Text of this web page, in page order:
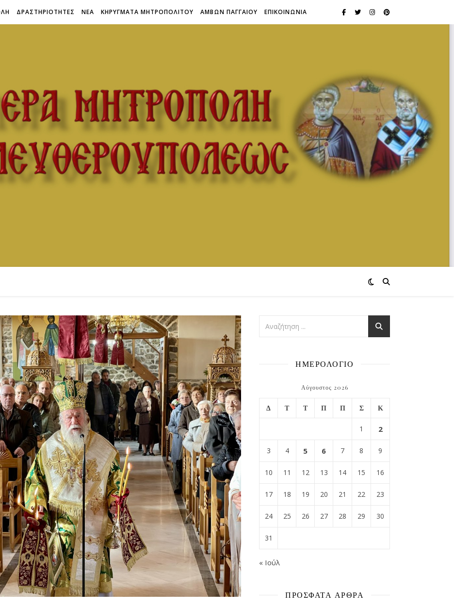
ΔΡΑΣΤΗΡΙΟΤΗΤΕΣ ΝΕΑ ΚΗΡΥΓΜΑΤΑ ΜΗΤΡΟΠΟΛΙΤΟΥ ΑΜΒΩΝ ΠΑΓΓΑΙΟΥ ΕΠΙΚΟΙΝΩΝΙΑ
ΗΜΕΡΟΛΟΓΙΟ
Αύγουστος 2026
Δ Τ Τ Π Π Σ Κ
1 2
3 4 5 6 7 8 9
10 11 12 13 14 15 16
17 18 19 20 21 22 23
24 25 26 27 28 29 30
31
« Ιούλ
ΠΡΌΣΦΑΤΑ ΆΡΘΡΑ